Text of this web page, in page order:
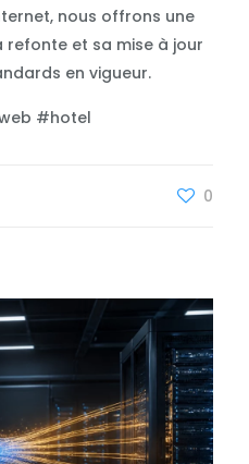
nous offrons une
et sa mise à jour
en vigueur.
#hotel
0